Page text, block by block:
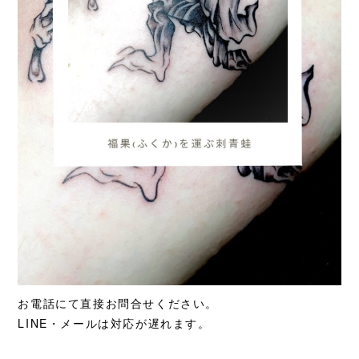
お電話にて直接お問合せください。
LINE・メールは対応が遅れます。